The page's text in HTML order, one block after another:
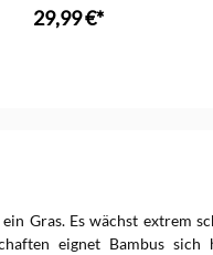
29,99 €*
Gras. Es wächst
eignet Bambus